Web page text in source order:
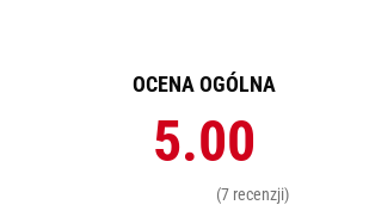
OCENA OGÓLNA
5.00
(7 recenzji)